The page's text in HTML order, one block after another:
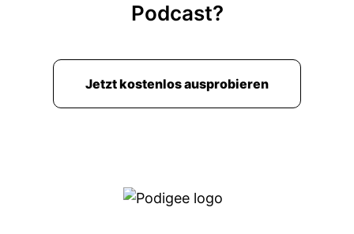
Podcast?
Jetzt kostenlos ausprobieren